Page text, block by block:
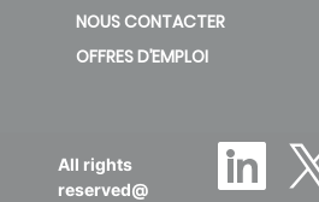
NOUS CONTACTER
OFFRES D’EMPLOI
All rights
reserved@